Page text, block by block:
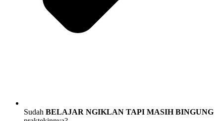
Sudah BELAJAR NGIKLAN TAPI MASIH BINGUNG